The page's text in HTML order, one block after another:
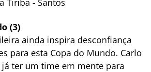
(3)
ainda inspira desconfiança
para esta Copa do Mundo. Carlo
ter um time em mente para